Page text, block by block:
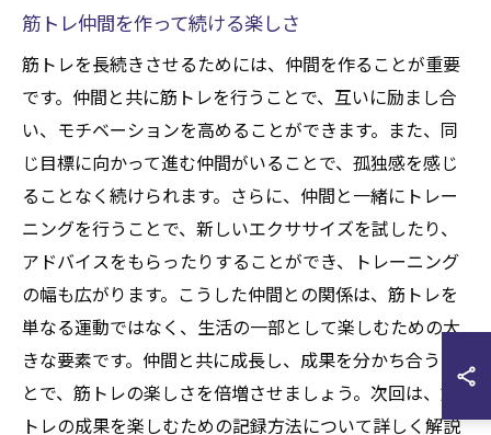
筋トレ仲間を作って続ける楽しさ
筋トレを長続きさせるためには、仲間を作ることが重要
です。仲間と共に筋トレを行うことで、互いに励まし合
い、モチベーションを高めることができます。また、同
じ目標に向かって進む仲間がいることで、孤独感を感じ
ることなく続けられます。さらに、仲間と一緒にトレー
ニングを行うことで、新しいエクササイズを試したり、
アドバイスをもらったりすることができ、トレーニング
の幅も広がります。こうした仲間との関係は、筋トレを
単なる運動ではなく、生活の一部として楽しむための大
きな要素です。仲間と共に成長し、成果を分かち合うこ
とで、筋トレの楽しさを倍増させましょう。次回は、筋
トレの成果を楽しむための記録方法について詳しく解説